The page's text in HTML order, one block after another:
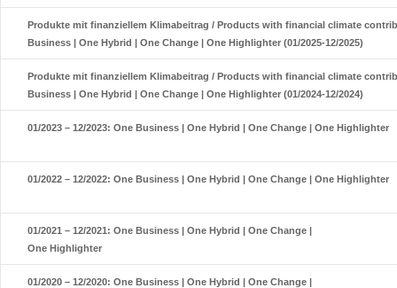
Produkte mit finanziellem Klimabeitrag / Products with financial climate
Business | One Hybrid | One Change | One Highlighter (01/2025-12/2025)
Produkte mit finanziellem Klimabeitrag / Products with financial climate
Business | One Hybrid | One Change | One Highlighter (01/2024-12/2024)
01/2023 – 12/2023: One Business | One Hybrid | One Change | One Highlighter
01/2022 – 12/2022: One Business | One Hybrid | One Change | One Highlighter
01/2021 – 12/2021: One Business | One Hybrid | One Change |
One Highlighter
01/2020 – 12/2020: One Business | One Hybrid | One Change |